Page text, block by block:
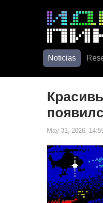
Noticias
May 31, 2026,